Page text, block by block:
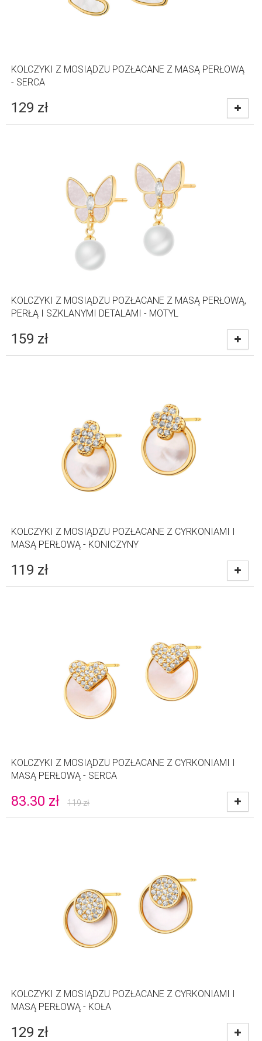
KOLCZYKI Z MOSIĄDZU POZŁACANE Z MASĄ PERŁOWĄ
- SERCA
129 zł
KOLCZYKI Z MOSIĄDZU POZŁACANE Z MASĄ PERŁOWĄ,
PERŁĄ I SZKLANYMI DETALAMI - MOTYL
159 zł
KOLCZYKI Z MOSIĄDZU POZŁACANE Z CYRKONIAMI I
MASĄ PERŁOWĄ - KONICZYNY
119 zł
KOLCZYKI Z MOSIĄDZU POZŁACANE Z CYRKONIAMI I
MASĄ PERŁOWĄ - SERCA
83.30 zł 119zł
KOLCZYKI Z MOSIĄDZU POZŁACANE Z CYRKONIAMI I
MASĄ PERŁOWĄ - KOŁA
129 zł